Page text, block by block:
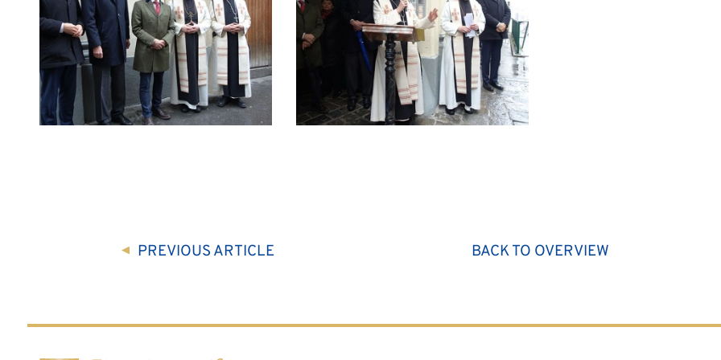
PREVIOUS ARTICLE BACK TO OVERVIEW